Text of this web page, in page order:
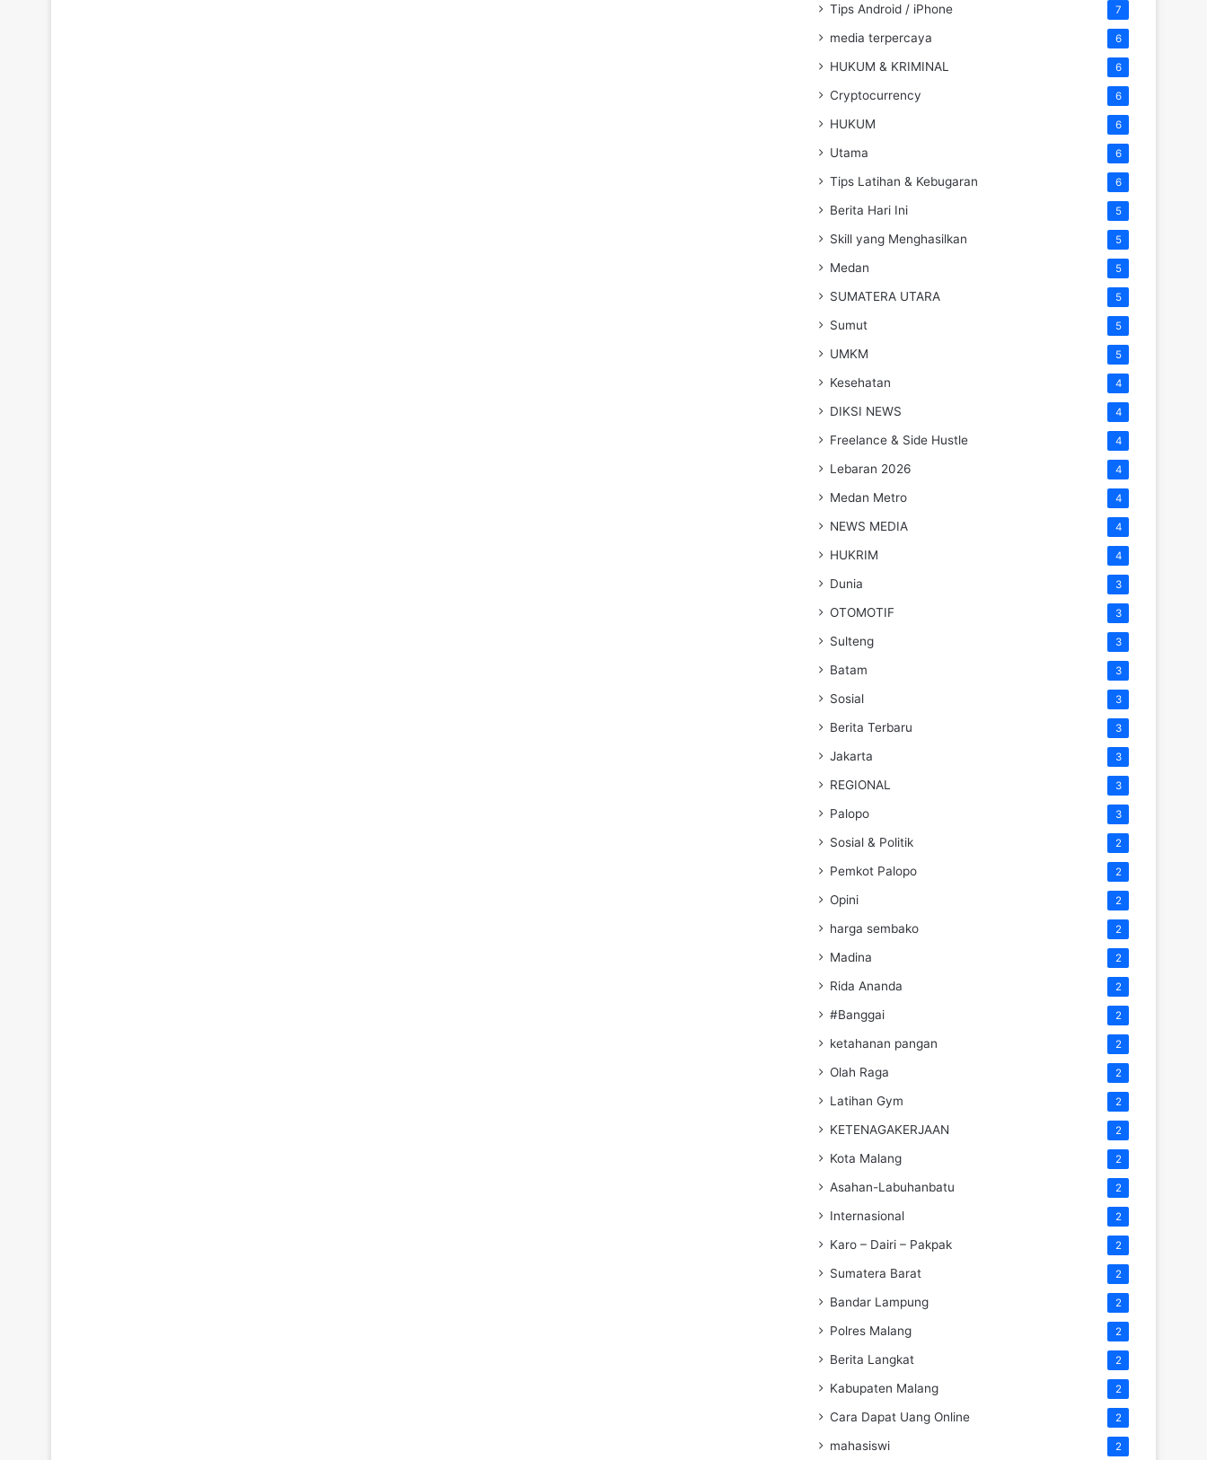
Tips Android / iPhone 7
media terpercaya 6
HUKUM & KRIMINAL 6
Cryptocurrency 6
HUKUM 6
Utama 6
Tips Latihan & Kebugaran 6
Berita Hari Ini 5
Skill yang Menghasilkan 5
Medan 5
SUMATERA UTARA 5
Sumut 5
UMKM 5
Kesehatan 4
DIKSI NEWS 4
Freelance & Side Hustle 4
Lebaran 2026 4
Medan Metro 4
NEWS MEDIA 4
HUKRIM 4
Dunia 3
OTOMOTIF 3
Sulteng 3
Batam 3
Sosial 3
Berita Terbaru 3
Jakarta 3
REGIONAL 3
Palopo 3
Sosial & Politik 2
Pemkot Palopo 2
Opini 2
harga sembako 2
Madina 2
Rida Ananda 2
#Banggai 2
ketahanan pangan 2
Olah Raga 2
Latihan Gym 2
KETENAGAKERJAAN 2
Kota Malang 2
Asahan-Labuhanbatu 2
Internasional 2
Karo – Dairi – Pakpak 2
Sumatera Barat 2
Bandar Lampung 2
Polres Malang 2
Berita Langkat 2
Kabupaten Malang 2
Cara Dapat Uang Online 2
mahasiswi 2